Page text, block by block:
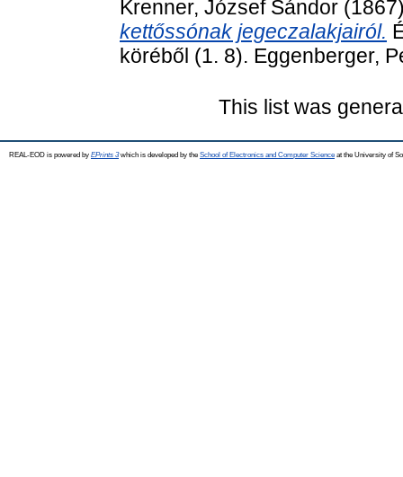
Krenner, József Sándor
kettőssónak jegeczalakjairól.
köréből (1. 8). Eggenberger,
This list was
REAL-EOD is powered by EPrints 3which is developed by the School of Electronics and Computer Science at the University of